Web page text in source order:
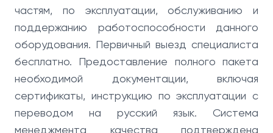
частям, по эксплуатации, обслуживанию и
поддержанию работоспособности данного
оборудования. Первичный выезд специалиста
бесплатно. Предоставление полного пакета
необходимой документации, включая
сертификаты, инструкцию по эксплуатации с
переводом на русский язык. Система
менеджмента качества подтверждена